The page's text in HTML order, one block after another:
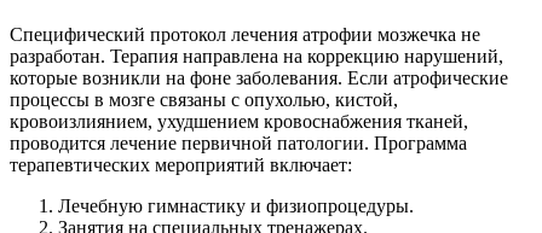
Специфический протокол лечения атрофии мозжечка не
разработан. Терапия направлена на коррекцию нарушений,
которые возникли на фоне заболевания. Если атрофические
процессы в мозге связаны с опухолью, кистой,
кровоизлиянием, ухудшением кровоснабжения тканей,
проводится лечение первичной патологии. Программа
терапевтических мероприятий включает:
Лечебную гимнастику и физиопроцедуры.
Занятия на специальных тренажерах.